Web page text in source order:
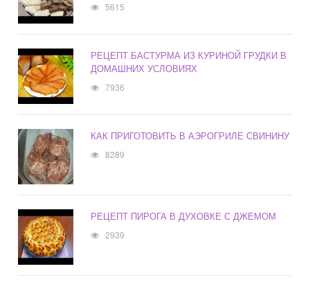
5615
РЕЦЕПТ БАСТУРМА ИЗ КУРИНОЙ ГРУДКИ В
ДОМАШНИХ УСЛОВИЯХ
7936
КАК ПРИГОТОВИТЬ В АЭРОГРИЛЕ СВИНИНУ
8289
РЕЦЕПТ ПИРОГА В ДУХОВКЕ С ДЖЕМОМ
2939